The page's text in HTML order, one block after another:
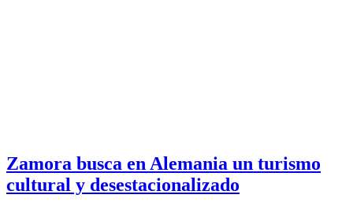
Zamora busca en Alemania un turismo
cultural y desestacionalizado